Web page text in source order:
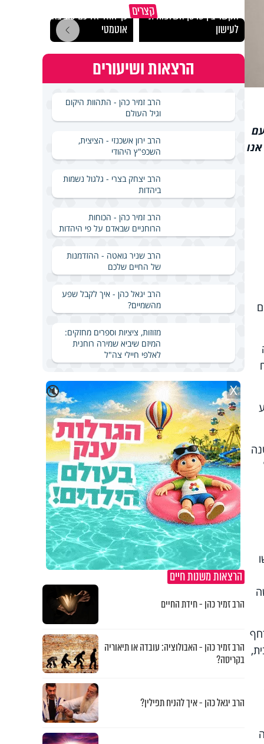
קצריםהקשר בין סרטן השלפוחית
לעישון
כך חוזר אליכם טוב באופן
אוטמטי
הרצאות ושיעורים
הרב זמיר כהן - התהוות היקום
וגיל העולם
הרב ירון אשכנזי - הציצית,
השכפ"ץ היהודי
הרב יצחק בצרי - גלגול נשמות
ביהדות
הרב זמיר כהן - הכוחות
הרוחניים שבאדם על פי היהדות
הרב שניר גואטה - ההזדמנות
של החיים שלכם
הרב יגאל כהן - איך לקבל שפע
מהשמיים?
מזוזות, ציציות וספרים מחזקים:
המיזם שיביא שמירה רוחנית
לאלפי חיילי צה"ל
🔇 X
הרצאות משנות חיים
הרב זמיר כהן - חידת החיים
הרב זמיר כהן - האבולוציה: עובדה או תיאוריה
בקריסה?
הרב יגאל כהן - איך להניח תפילין?